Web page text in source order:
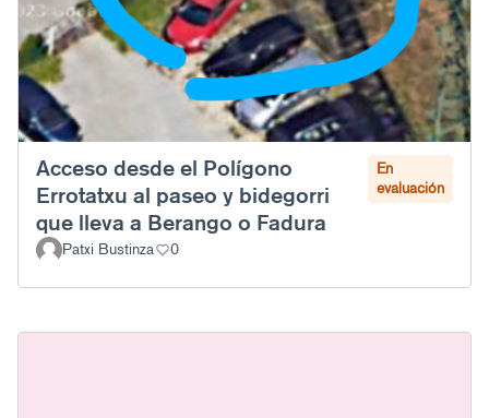
Acceso desde el Polígono
Errotatxu al paseo y bidegorri
que lleva a Berango o Fadura
En
evaluación
Patxi Bustinza 0